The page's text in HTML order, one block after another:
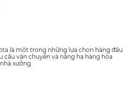
là một trong những lựa chọn hàng đầu
cầu vận chuyển và nâng hạ hàng hóa
xưởng.